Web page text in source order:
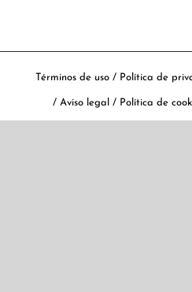
Términos de uso/ Política de
/ Aviso legal / Política de